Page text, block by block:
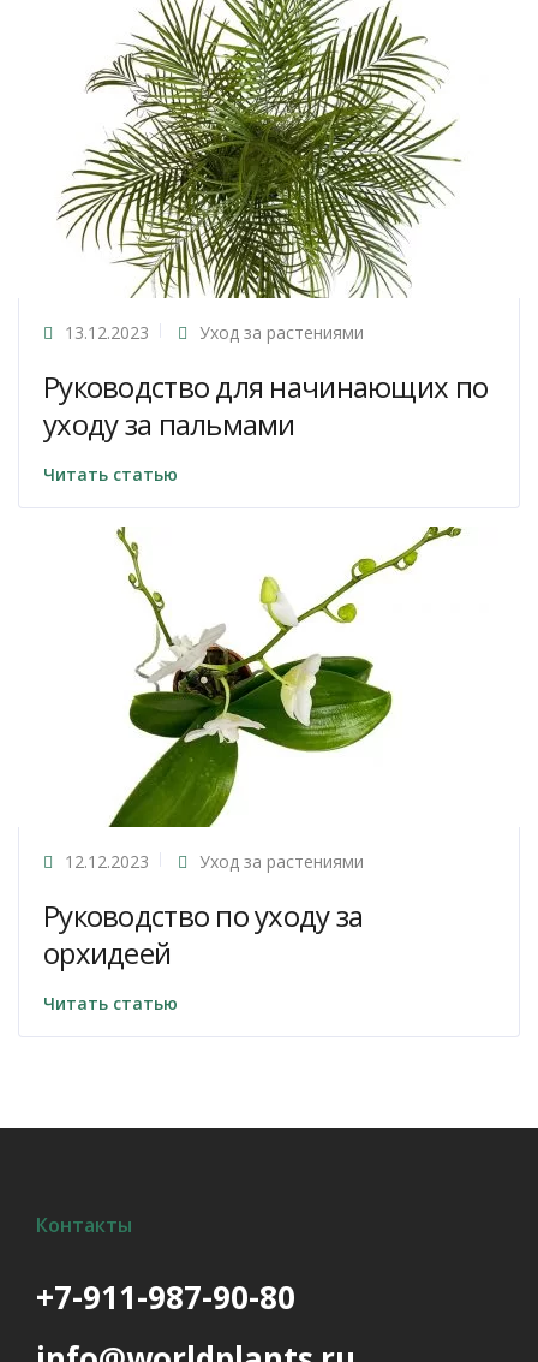
13.12.2023 Уход за растениями
Руководство для начинающих по
уходу за пальмами
Читать статью
12.12.2023 Уход за растениями
Руководство по уходу за
орхидеей
Читать статью
Контакты
+7-911-987-90-80